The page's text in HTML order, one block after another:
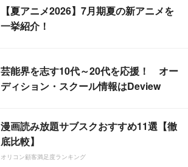
【夏アニメ2026】7月期夏の新アニメを
一挙紹介！
芸能界を志す10代～20代を応援！ オー
ディション・スクール情報はDeview
漫画読み放題サブスクおすすめ11選【徹
底比較】
オリコン顧客満足度ランキング